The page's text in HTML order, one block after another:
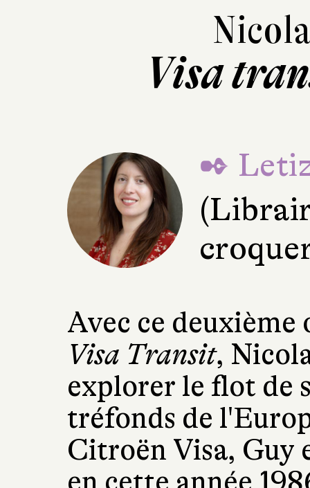
Visa
✒
Avec ce
Visa Transit,
explorer le flot de
tréfonds de
Citroën Visa, Guy